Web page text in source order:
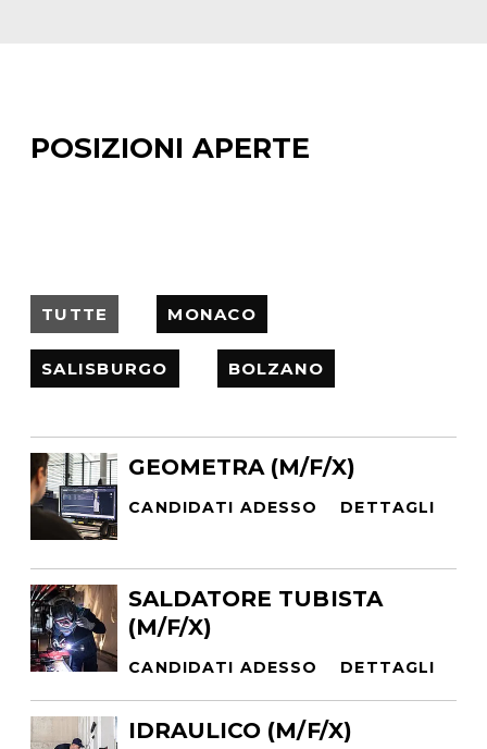
POSIZIONI APERTE
TUTTE MONACO
SALISBURGO BOLZANO
GEOMETRA (M/F/X)
CANDIDATI ADESSO DETTAGLI
SALDATORE TUBISTA
(M/F/X)
CANDIDATI ADESSO DETTAGLI
IDRAULICO (M/F/X)